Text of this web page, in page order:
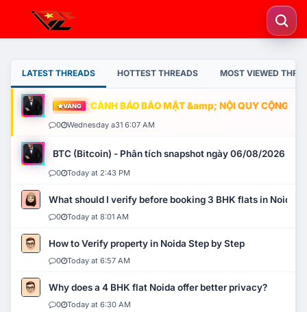
LATEST THREADS HOTTEST THREADS MOST VIEWED
VÀNG CẢNH BÁO BẢO MẬT &amp; NỘI QUY CỘNG
0 Wednesday a31 6:07 AM
BTC (Bitcoin) - Phân tích snapshot ngày 06/08/2026
0 Today at 2:43 PM
What should I verify before booking 3 BHK flats in Noida?
0 Today at 8:01 AM
How to Verify property in Noida Step by Step
0 Today at 6:57 AM
Why does a 4 BHK flat Noida offer better privacy?
0 Today at 6:30 AM